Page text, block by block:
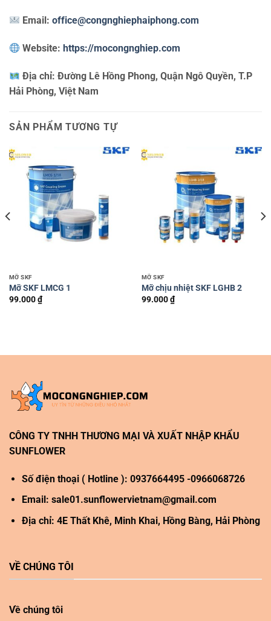
Email:office@congnghiephaiphong.com
Website: https://mocongnghiep.com
Địa chỉ:Đường Lê Hồng Phong, Quận Ngô Quyền, T.P
Hải Phòng, Việt Nam
SẢN PHẨM TƯƠNG TỰ
MỠ SKF
Mỡ SKF LMCG 1
99.000₫
MỠ SKF
Mỡ chịu nhiệt SKF LGHB 2
99.000₫
CÔNG TY TNHH THƯƠNG MẠI VÀ XUẤT NHẬP KHẨU
SUNFLOWER
Số điện thoại ( Hotline ): 0937664495 -0966068726
Email: sale01.sunflowervietnam@gmail.com
Địa chỉ: 4E Thất Khê, Minh Khai, Hồng Bàng, Hải Phòng
VỀ CHÚNG TÔI
Về chúng tôi